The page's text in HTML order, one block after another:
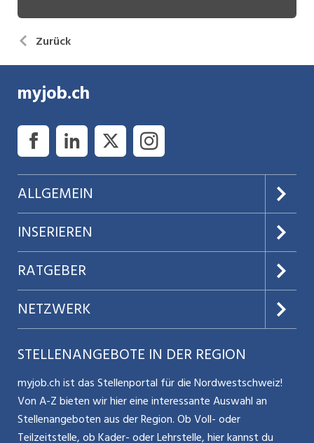
Zurück
myjob.ch
ALLGEMEIN
Über uns
AGB
Datenschutz
Nutzungsbedingungen
Glossar
Kontakt
Impressum
INSERIEREN
Preise & Leistungen
Jobs verwalten
Benutzermanual
Bewerber-Cockpit
RATGEBER
Teilzeit / Flexible Arbeitsmodelle
Mitarbeiter 50+ / Pensionierung
Karriere allgemein
NETZWERK
Aargauerzeitung.ch
CH Media
ostjob.ch
STELLENANGEBOTE IN DER REGION
myjob.ch ist das Stellenportal für die Nordwestschweiz!
Von A-Z bieten wir hier eine interessante Auswahl an
Stellenangeboten aus der Region. Ob Voll- oder
Teilzeitstelle, ob Kader- oder Lehrstelle, hier kannst du